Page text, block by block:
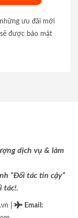
ưu đãi mới
được bảo mật
dịch vụ & làm
“Đối tác tin cậy”
tác!.
Email :